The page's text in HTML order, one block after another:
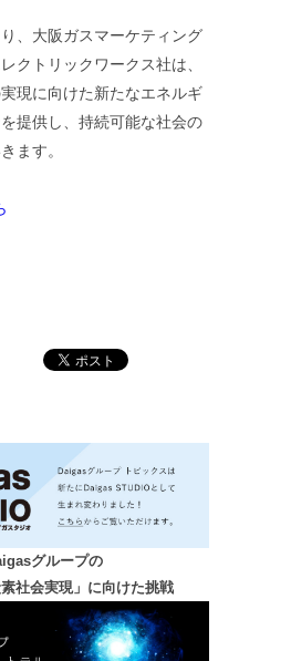
、大阪ガスマーケティング
クトリックワークス社は、
現に向けた新たなエネルギ
提供し、持続可能な社会の
ます。
グループの
素社会実現」に向けた挑戦